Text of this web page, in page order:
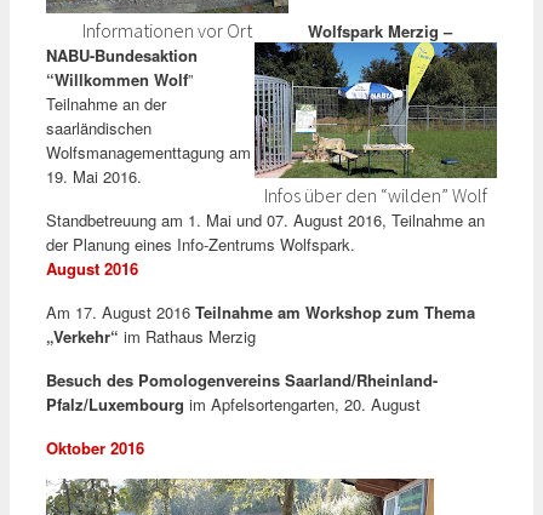
Informationen vor Ort
Infos über den “wilden” Wolf
Wolfspark Merzig –
NABU-Bundesaktion
“Willkommen Wolf”
Teilnahme an der
saarländischen
Wolfsmanagementtagung am
19. Mai 2016.
Standbetreuung am 1. Mai und 07. August 2016, Teilnahme an
der Planung eines Info-Zentrums Wolfspark.
August 2016
Am 17. August 2016 Teilnahme am Workshop zum Thema
„Verkehr“ im Rathaus Merzig
Besuch des Pomologenvereins Saarland/Rheinland-
Pfalz/Luxembourg im Apfelsortengarten, 20. August
Oktober 2016